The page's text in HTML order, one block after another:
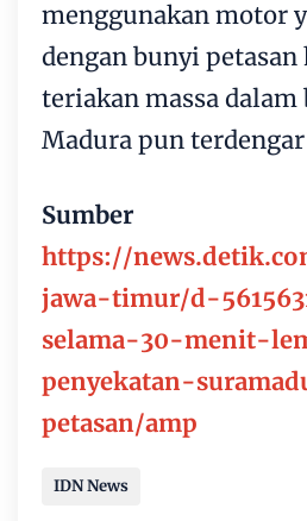
menggunakan motor
dengan bunyi petasan
teriakan massa dalam
Madura pun
Sumber
https://
jawa-timur/d-
selama-30-menit-
penyekatan-
petasan/amp
IDN News